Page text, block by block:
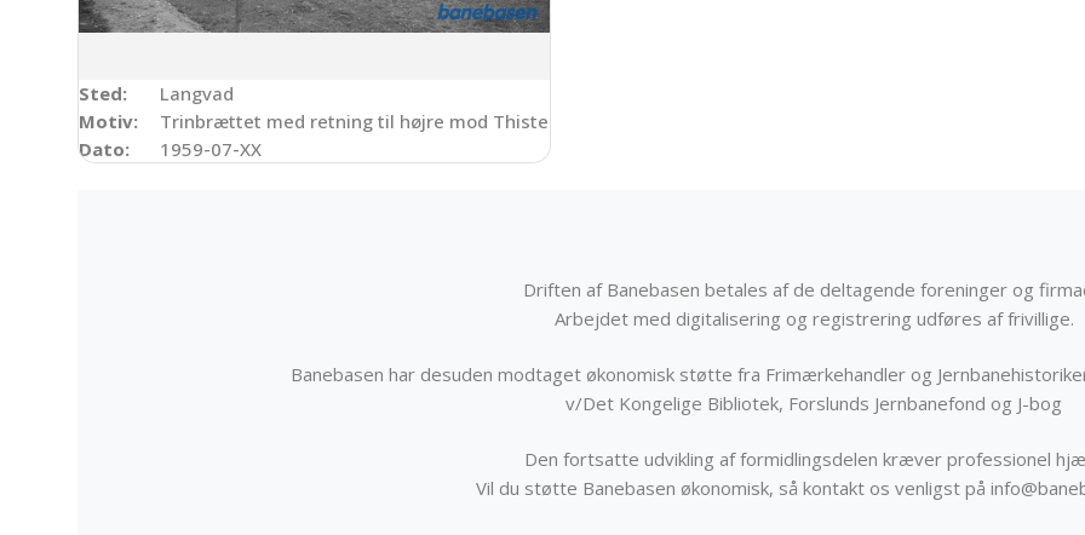
Sted:
Langvad
Motiv:
Trinbrættet med retning til højre mod Thisted
Dato:
1959-07-XX
Driften af Banebasen betales af de deltagende foreninger og
Arbejdet med digitalisering og registrering udføres af frivillige.
Banebasen har desuden modtaget økonomisk støtte fra Frimærkehandler og
v/Det Kongelige Bibliotek, Forslunds Jernbanefond og J-bog
Den fortsatte udvikling af formidlingsdelen kræver professionel
Vil du støtte Banebasen økonomisk, så kontakt os venligst på